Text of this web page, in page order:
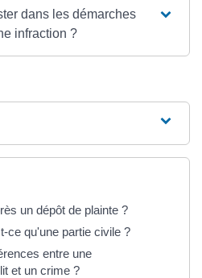
dans les démarches
infraction ?
un dépôt de plainte ?
ce qu'une partie civile ?
entre une
et un crime ?